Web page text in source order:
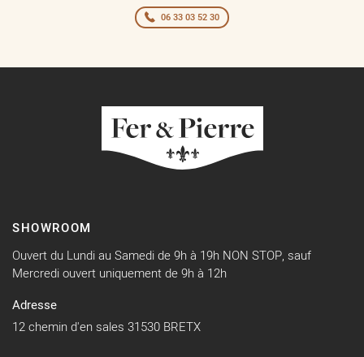
06 33 03 52 30
SHOWROOM
Ouvert du Lundi au Samedi de 9h à 19h NON STOP, sauf
Mercredi ouvert uniquement de 9h à 12h
Adresse
12 chemin d'en sales 31530 BRETX